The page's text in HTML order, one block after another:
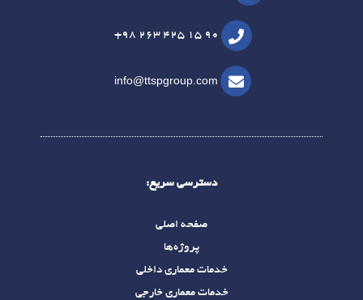
+98 263 425 15 90
info@ttspgroup.com
دسترسی سریع:
صفحه اصلی
پروژه‌ها
خدمات معماری داخلی
خدمات معماری خارجی